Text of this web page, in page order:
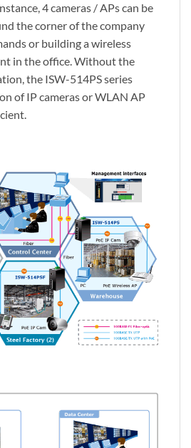
4 cameras / APs can be
the corner of the company
or building a wireless
in the office. Without the
the ISW-514PS series
of IP cameras or WLAN AP